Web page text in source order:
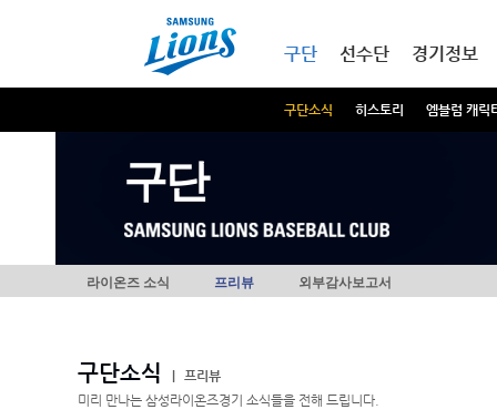
구단
구단소식 히스토리 엠블럼 캐릭
선수단 경기정보
구단
라이온즈 소식 프리뷰 외부감사보고서
구단소식
프리뷰
미리 만나는 삼성라이온즈경기 소식들을 전해 드립니다.